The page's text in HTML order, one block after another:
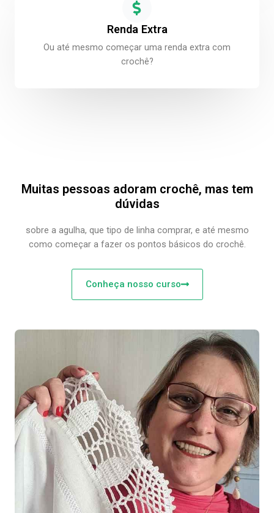
Renda Extra
Ou até mesmo começar uma renda extra com
crochê?
Muitas pessoas adoram crochê, mas tem
dúvidas
sobre a agulha, que tipo de linha comprar, e até mesmo
como começar a fazer os pontos básicos do crochê.
Conheça nosso curso